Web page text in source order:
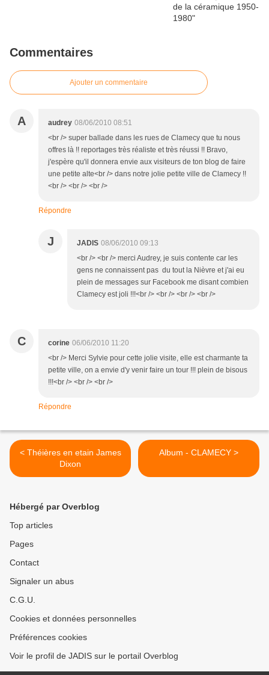
Commentaires
Ajouter un commentaire
A audrey 08/06/2010 08:51
<br /> super ballade dans les rues de Clamecy que tu nous
offres là !! reportages très réaliste et très réussi !! Bravo,
j'espère qu'il donnera envie aux visiteurs de ton blog de faire
une petite alte<br /> dans notre jolie petite ville de Clamecy !!
<br /> <br /> <br />
Répondre
J JADIS 08/06/2010 09:13
<br /> <br /> merci Audrey, je suis contente car les
gens ne connaissent pas du tout la Nièvre et j'ai eu
plein de messages sur Facebook me disant combien
Clamecy est joli !!!<br /> <br /> <br /> <br />
C corine 06/06/2010 11:20
<br /> Merci Sylvie pour cette jolie visite, elle est charmante ta
petite ville, on a envie d'y venir faire un tour !!! plein de bisous
!!!<br /> <br /> <br />
Répondre
< Théières en etain James
Dixon
Album - CLAMECY >
Hébergé par Overblog
Top articles
Pages
Contact
Signaler un abus
C.G.U.
Cookies et données personnelles
Préférences cookies
Voir le profil de JADIS sur le portail Overblog